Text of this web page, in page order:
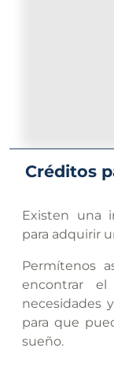
Créditos
Existen una
para adquirir
Permítenos
encontrar
necesidades
para que
sueño.